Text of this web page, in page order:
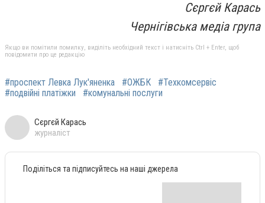
Сєргєй Карась
Чернігівська медіа група
Якщо ви помітили помилку, виділіть необхідний текст і натисніть Ctrl + Enter, щоб
повідомити про це редакцію
#проспект Левка Лук'яненка #ОЖБК
#Техкомсервіс
#подвійні платіжки
#комунальні послуги
Сєргєй Карась
журналіст
Поділіться та підписуйтесь на наші джерела